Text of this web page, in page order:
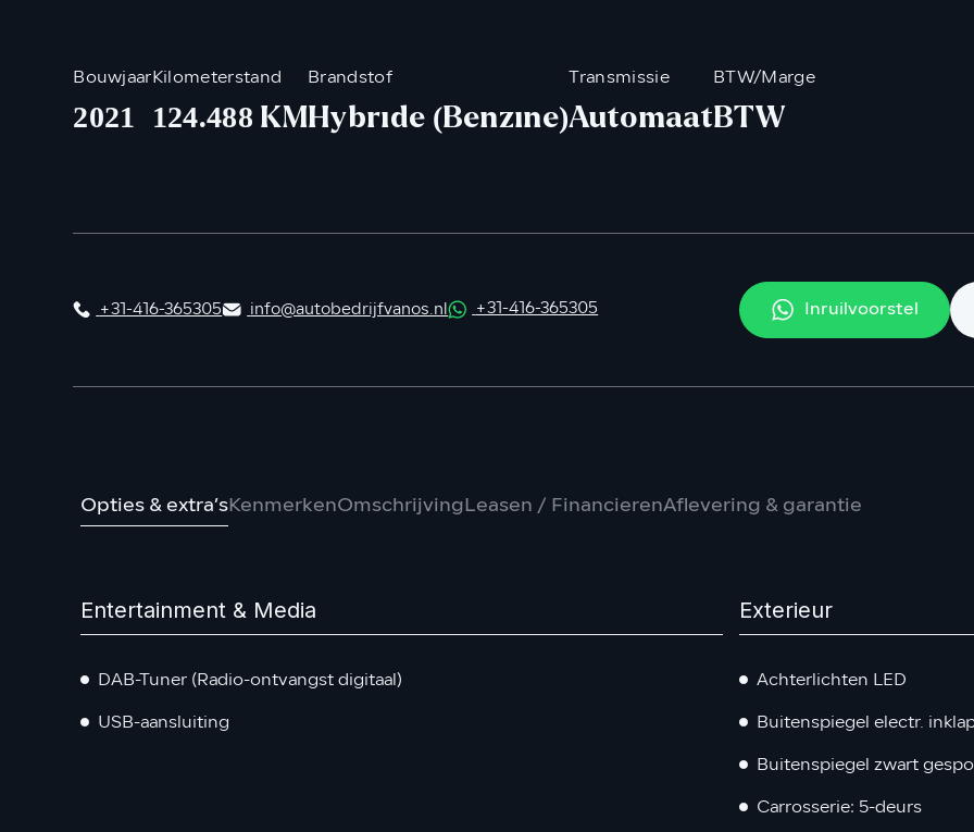
Bouwjaar
2021
Kilometerstand
124.488 KM
Brandstof
Hybride (Benzine)
Transmissie
Automaat
BTW/Marge
BTW
+31-416-365305 info@autobedrijfvanos.nl +31-416-365305 Inruilvoorstel
Opties & extra’sKenmerkenOmschrijvingLeasen / FinancierenAflevering & garantie
Entertainment & Media
DAB-Tuner (Radio-ontvangst digitaal)
USB-aansluiting
Exterieur
Achterlichten LED
Buitenspiegel electr.
Buitenspiegel zwart
Carrosserie: 5-deurs